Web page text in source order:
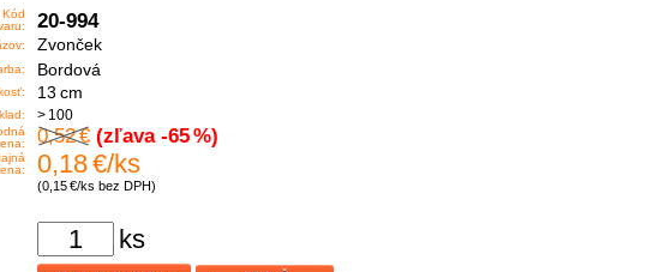
Kód
20-994
Zvonček
Bordová
13 cm
> 100
0,52 € (zľava -65 %)
0,18 €/ks
(0,15 €/ks bez DPH)
ks